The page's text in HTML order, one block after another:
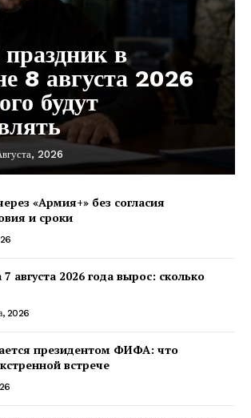
в
8 августа 2026
будут
2026
«Армия+» без согласия
и сроки
августа 2026 года вырос: сколько
2026
президентом ФИФА: что
встрече